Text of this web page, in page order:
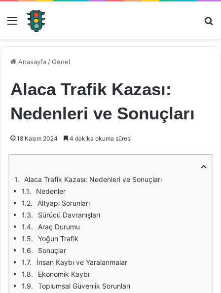
Menü
Anasayfa /Genel
Alaca Trafik Kazası:
Nedenleri ve Sonuçları
18 Kasım 2024 4 dakika okuma süresi
Alaca Trafik Kazası: Nedenleri ve Sonuçları
Nedenler
Altyapı Sorunları
Sürücü Davranışları
Araç Durumu
Yoğun Trafik
Sonuçlar
İnsan Kaybı ve Yaralanmalar
Ekonomik Kaybı
Toplumsal Güvenlik Sorunları